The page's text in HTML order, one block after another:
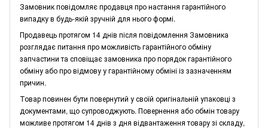
Замовник повідомляє продавця про настання гарантійного
випадку в будь-якій зручній для нього формі.
Продавець протягом 14 днів після повідомлення Замовника
розглядає питання про можливість гарантійного обміну
запчастини та сповіщає замовника про порядок гарантійного
обміну або про відмову у гарантійному обміні із зазначенням
причин.
Товар повинен бути повернутий у своїй оригінальній упаковці з
документами, що супроводжують. Повернення або обмін товару
можливе протягом 14 днів з дня відвантаження товару зі складу,